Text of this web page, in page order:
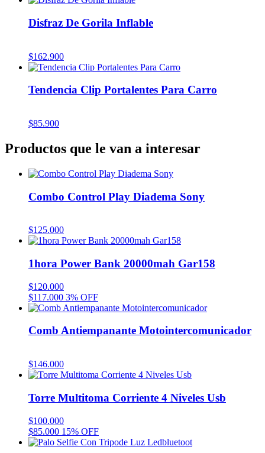
Disfraz De Gorila Inflable
$162.900
Tendencia Clip Portalentes Para Carro
$85.900
Productos que le van a interesar
Combo Control Play Diadema Sony
$125.000
1hora Power Bank 20000mah Gar158
$120.000
$117.000 3% OFF
Comb Antiempanante Motointercomunicador
$146.000
Torre Multitoma Corriente 4 Niveles Usb
$100.000
$85.000 15% OFF